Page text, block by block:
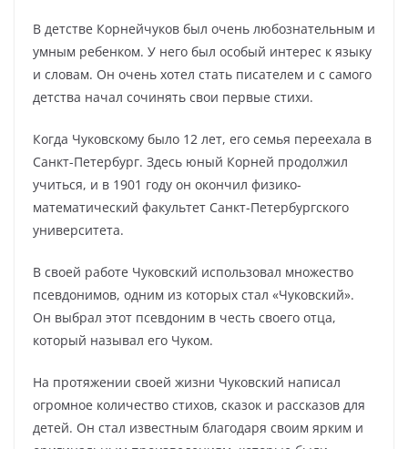
В детстве Корнейчуков был очень любознательным и
умным ребенком. У него был особый интерес к языку
и словам. Он очень хотел стать писателем и с самого
детства начал сочинять свои первые стихи.
Когда Чуковскому было 12 лет, его семья переехала в
Санкт-Петербург. Здесь юный Корней продолжил
учиться, и в 1901 году он окончил физико-
математический факультет Санкт-Петербургского
университета.
В своей работе Чуковский использовал множество
псевдонимов, одним из которых стал «Чуковский».
Он выбрал этот псевдоним в честь своего отца,
который называл его Чуком.
На протяжении своей жизни Чуковский написал
огромное количество стихов, сказок и рассказов для
детей. Он стал известным благодаря своим ярким и